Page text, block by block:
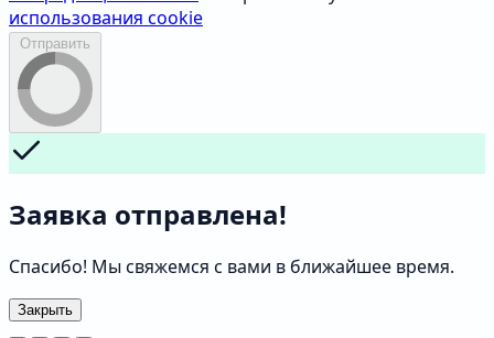
использования cookie
Отправить
Заявка отправлена!
Спасибо! Мы свяжемся с вами в ближайшее время.
Закрыть